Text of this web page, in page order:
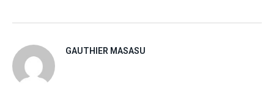
GAUTHIER MASASU